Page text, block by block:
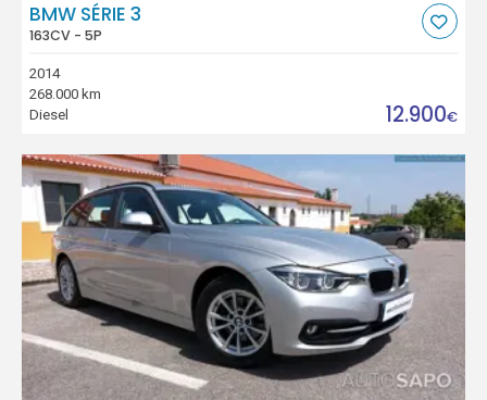
BMW SÉRIE 3
163CV - 5P
2014
268.000 km
Diesel
12.900€